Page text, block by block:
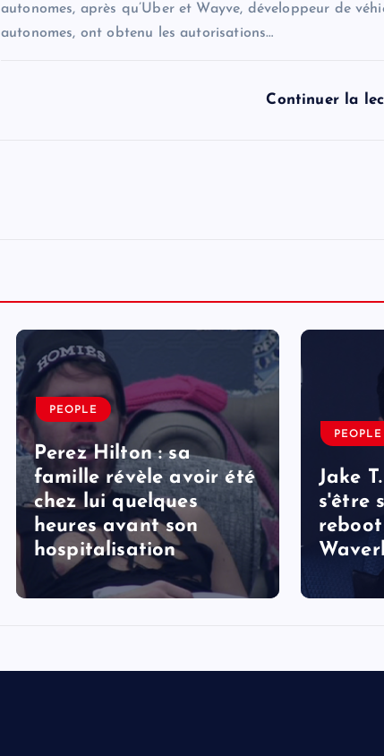
autonomes, après qu’Uber et Wayve, développeur de
autonomes, ont obtenu les autorisations…
Continuer la
PEOPLE
Perez Hilton : sa
famille révèle avoir été
chez lui quelques
heures avant son
hospitalisation
PEOPLE
Jake
s'être